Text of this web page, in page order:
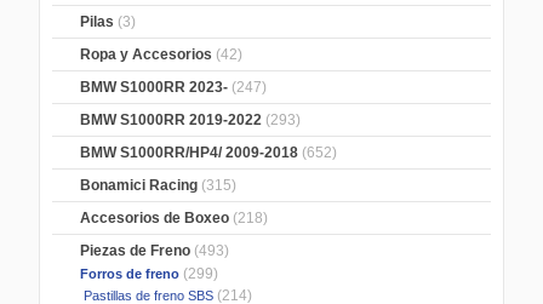
Pilas (3)
Ropa y Accesorios (42)
BMW S1000RR 2023- (247)
BMW S1000RR 2019-2022 (293)
BMW S1000RR/HP4/ 2009-2018 (652)
Bonamici Racing (315)
Accesorios de Boxeo (218)
Piezas de Freno (493)
Forros de freno (299)
Pastillas de freno SBS (214)